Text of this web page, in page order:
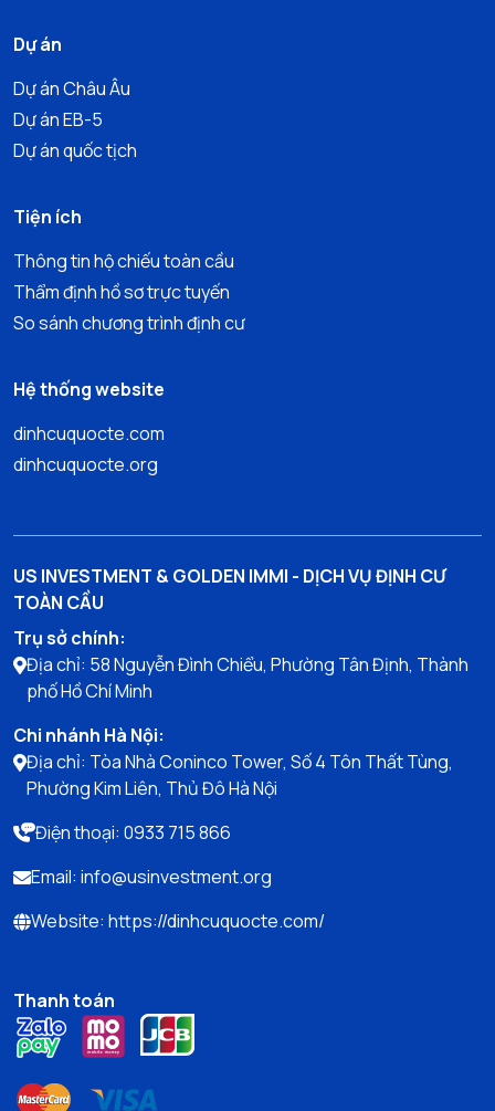
Dự án
Dự án Châu Âu
Dự án EB-5
Dự án quốc tịch
Tiện ích
Thông tin hộ chiếu toàn cầu
Thẩm định hồ sơ trực tuyến
So sánh chương trình định cư
Hệ thống website
dinhcuquocte.com
dinhcuquocte.org
US INVESTMENT & GOLDEN IMMI - DỊCH VỤ ĐỊNH CƯ
TOÀN CẦU
Trụ sở chính:
Địa chỉ: 58 Nguyễn Đình Chiểu, Phường Tân Định, Thành
phố Hồ Chí Minh
Chi nhánh Hà Nội:
Địa chỉ: Tòa Nhà Coninco Tower, Số 4 Tôn Thất Tùng,
Phường Kim Liên, Thủ Đô Hà Nội
Điện thoại: 0933 715 866
Email: info@usinvestment.org
Website: https://dinhcuquocte.com/
Thanh toán